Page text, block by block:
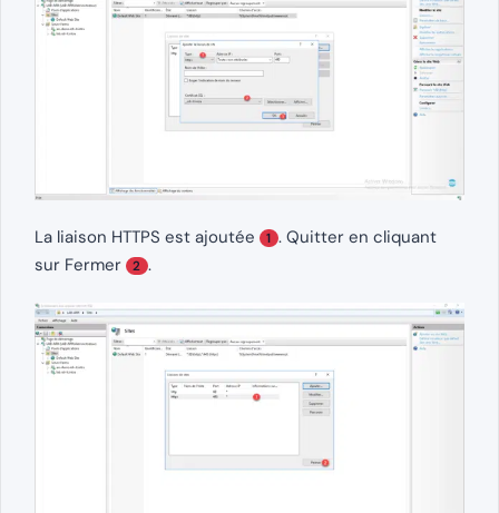
La liaison HTTPS est ajoutée 1 . Quitter en cliquant
sur Fermer
2 .